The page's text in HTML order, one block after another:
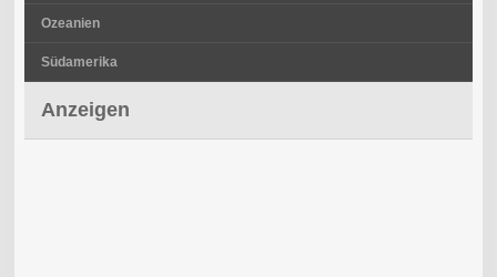
Ozeanien
Südamerika
Anzeigen